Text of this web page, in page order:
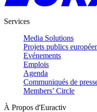
Services
Media Solutions
Projets publics
Evénements
Emplois
Agenda
Communiqués de
Members’ Circle
À Propos d'Euractiv